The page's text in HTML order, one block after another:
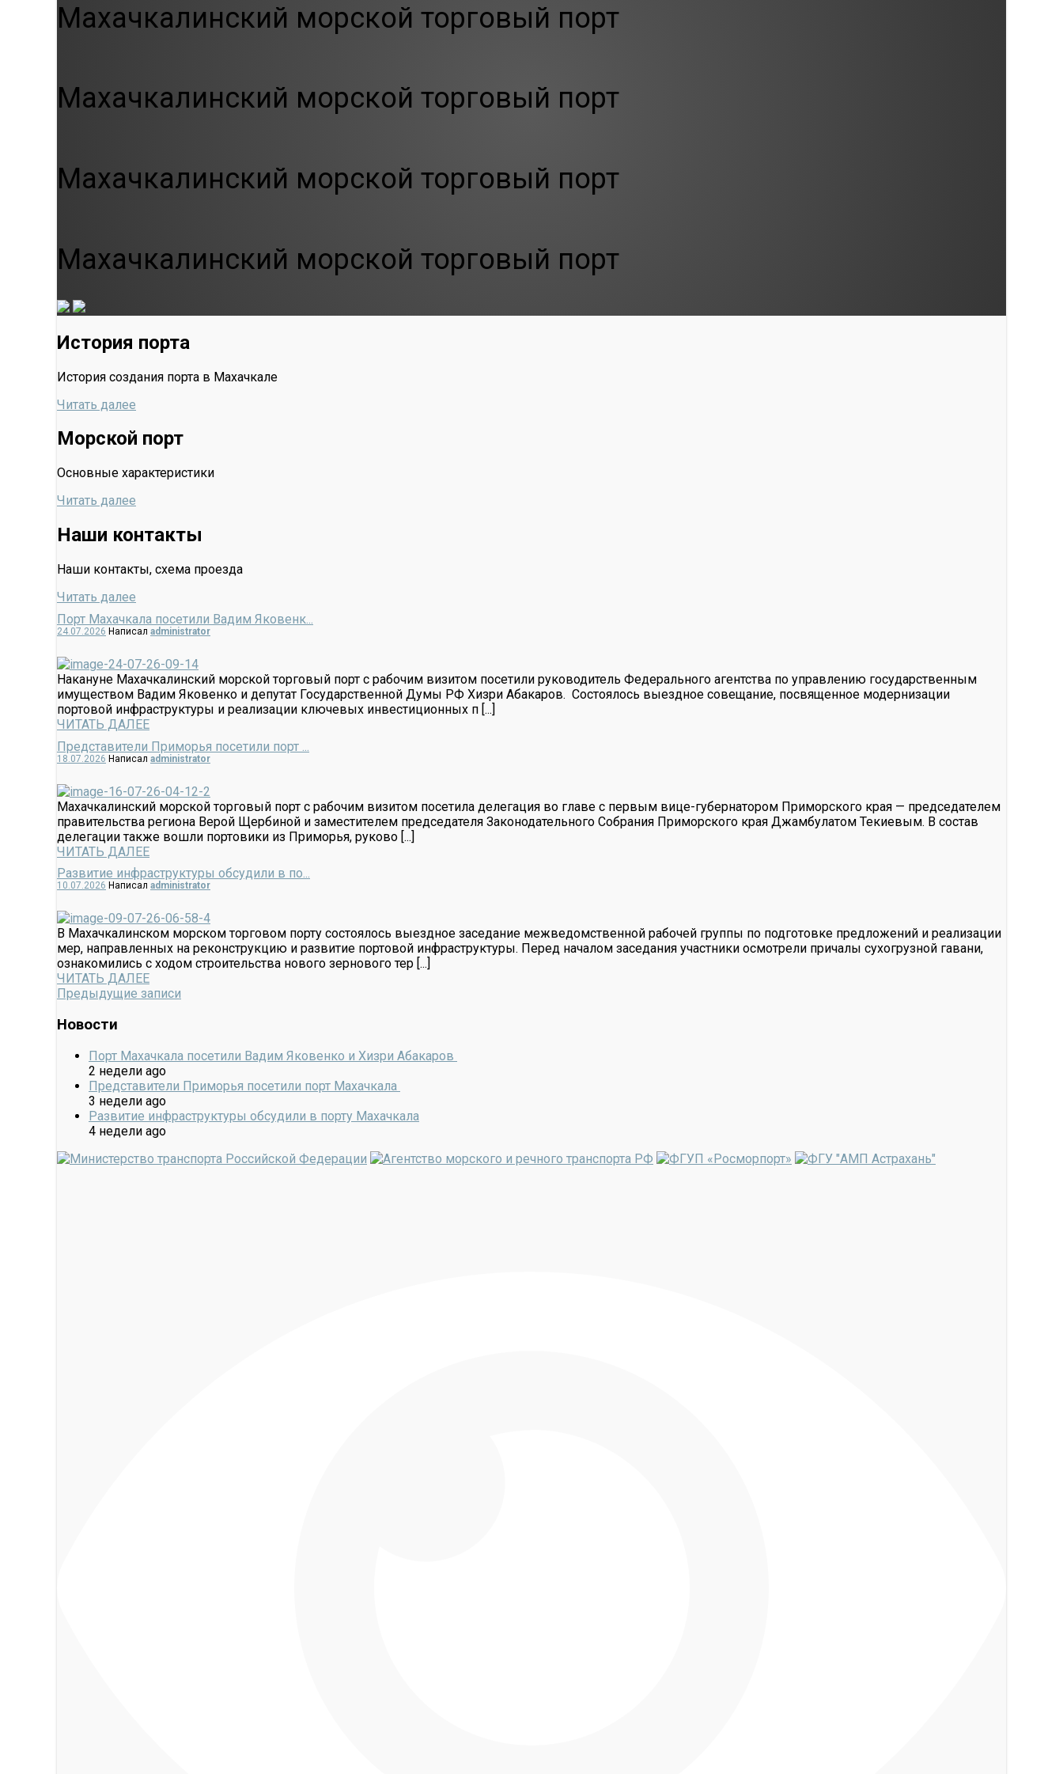
Махачкалинский морской торговый порт
Махачкалинский морской торговый порт
Махачкалинский морской торговый порт
Махачкалинский морской торговый порт
История порта
История создания порта в Махачкале
Читать далее
Морской порт
Основные характеристики
Читать далее
Наши контакты
Наши контакты, схема проезда
Читать далее
Порт Махачкала посетили Вадим Яковенк...
24.07.2026 Написал administrator
Накануне Махачкалинский морской торговый порт с рабочим визитом посетили руководитель Федерального агентства по управлению государственным
имуществом Вадим Яковенко и депутат Государственной Думы РФ Хизри Абакаров. Состоялось выездное совещание, посвященное модернизации
портовой инфраструктуры и реализации ключевых инвестиционных п [...]
ЧИТАТЬ ДАЛЕЕ
Представители Приморья посетили порт ...
18.07.2026 Написал administrator
Махачкалинский морской торговый порт с рабочим визитом посетила делегация во главе с первым вице-губернатором Приморского края — председателем
правительства региона Верой Щербиной и заместителем председателя Законодательного Собрания Приморского края Джамбулатом Текиевым. В состав
делегации также вошли портовики из Приморья, руково [...]
ЧИТАТЬ ДАЛЕЕ
Развитие инфраструктуры обсудили в по...
10.07.2026 Написал administrator
В Махачкалинском морском торговом порту состоялось выездное заседание межведомственной рабочей группы по подготовке предложений и реализации
мер, направленных на реконструкцию и развитие портовой инфраструктуры. Перед началом заседания участники осмотрели причалы сухогрузной гавани,
ознакомились с ходом строительства нового зернового тер [...]
ЧИТАТЬ ДАЛЕЕ
Предыдущие записи
Новости
Порт Махачкала посетили Вадим Яковенко и Хизри Абакаров
2 недели ago
Представители Приморья посетили порт Махачкала
3 недели ago
Развитие инфраструктуры обсудили в порту Махачкала
4 недели ago